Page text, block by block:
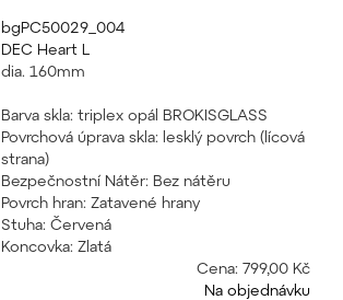
bgPC50029_004
DEC Heart L
dia. 160mm
Barva skla: triplex opál BROKISGLASS
Povrchová úprava skla: lesklý povrch (lícová
strana)
Bezpečnostní Nátěr: Bez nátěru
Povrch hran: Zatavené hrany
Stuha: Červená
Koncovka: Zlatá
Cena: 799,00 Kč
Na objednávku